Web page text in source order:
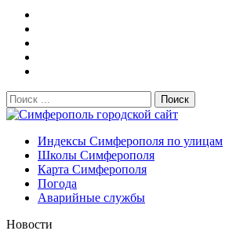
Поиск:
Симферополь городской сайт
Индексы Симферополя по улицам
Школы Симферополя
Карта Симферополя
Погода
Аварийные службы
Новости